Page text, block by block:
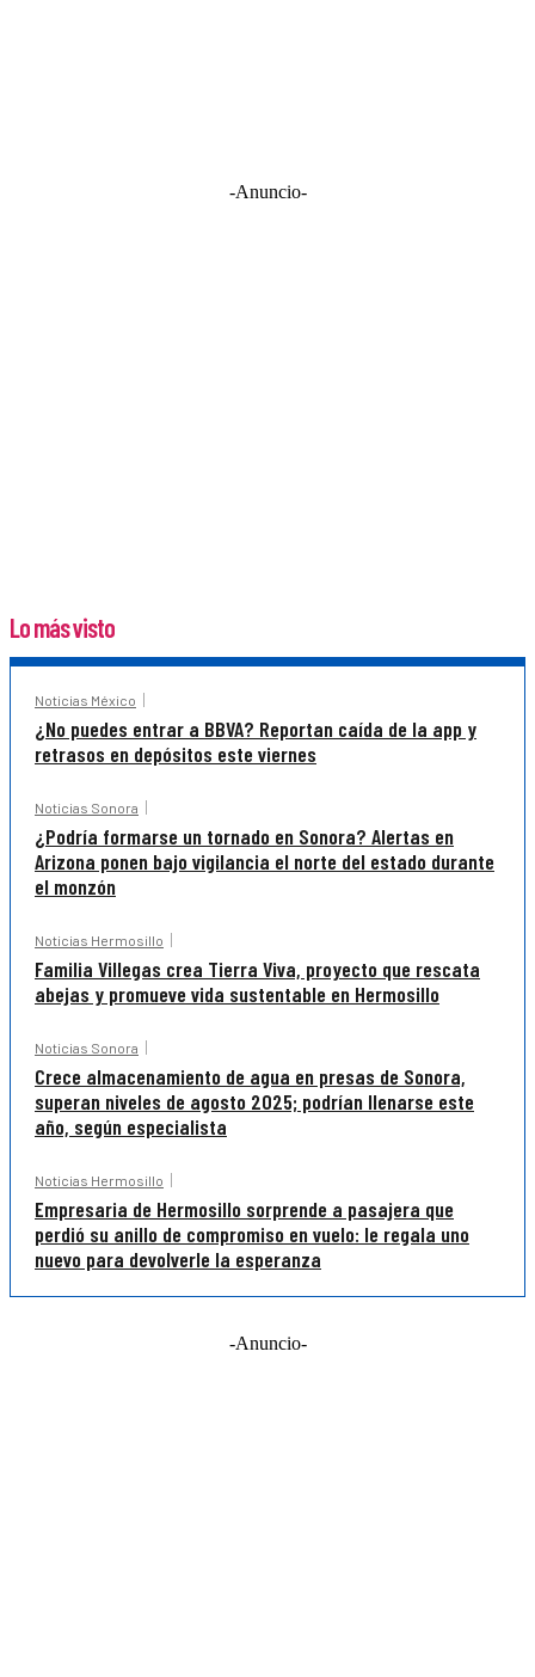
-Anuncio-
Lo más visto
Noticias México
¿No puedes entrar a BBVA? Reportan caída de la app y
retrasos en depósitos este viernes
Noticias Sonora
¿Podría formarse un tornado en Sonora? Alertas en
Arizona ponen bajo vigilancia el norte del estado durante
el monzón
Noticias Hermosillo
Familia Villegas crea Tierra Viva, proyecto que rescata
abejas y promueve vida sustentable en Hermosillo
Noticias Sonora
Crece almacenamiento de agua en presas de Sonora,
superan niveles de agosto 2025; podrían llenarse este
año, según especialista
Noticias Hermosillo
Empresaria de Hermosillo sorprende a pasajera que
perdió su anillo de compromiso en vuelo: le regala uno
nuevo para devolverle la esperanza
-Anuncio-